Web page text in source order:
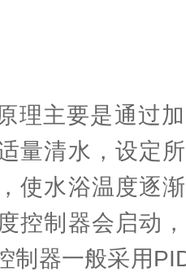
主要是通过加
量清水，设定
使水浴温度逐
控制器会启动
制器一般采用